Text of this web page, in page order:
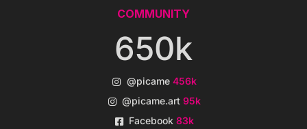
COMMUNITY
650k
@picame 456k
@picame.art95k
Facebook83k